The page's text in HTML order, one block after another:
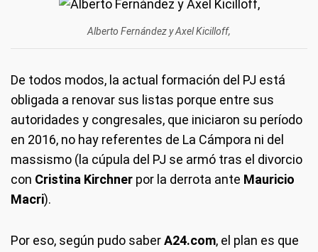
Alberto Fernández y Axel Kicilloff,
De todos modos, la actual formación del PJ está
obligada a renovar sus listas porque entre sus
autoridades y congresales, que iniciaron su período
en 2016, no hay referentes de La Cámpora ni del
massismo (la cúpula del PJ se armó tras el divorcio
con Cristina Kirchner por la derrota ante Mauricio
Macri).
Por eso, según pudo saberA24.com, el plan es que